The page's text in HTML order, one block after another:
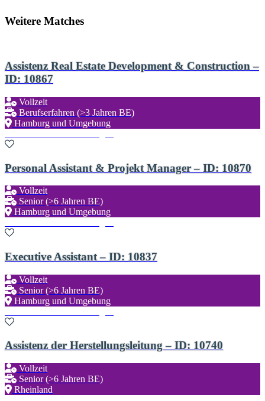
Weitere Matches
Assistenz Real Estate Development & Construction –
ID: 10867
Vollzeit
Berufserfahren (>3 Jahren BE)
Hamburg und Umgebung
Personal Assistant & Projekt Manager – ID: 10870
Vollzeit
Senior (>6 Jahren BE)
Hamburg und Umgebung
Executive Assistant – ID: 10837
Vollzeit
Senior (>6 Jahren BE)
Hamburg und Umgebung
Assistenz der Herstellungsleitung – ID: 10740
Vollzeit
Senior (>6 Jahren BE)
Rheinland